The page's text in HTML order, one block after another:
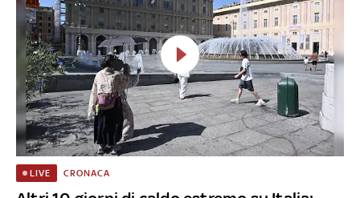
LIVE CRONACA